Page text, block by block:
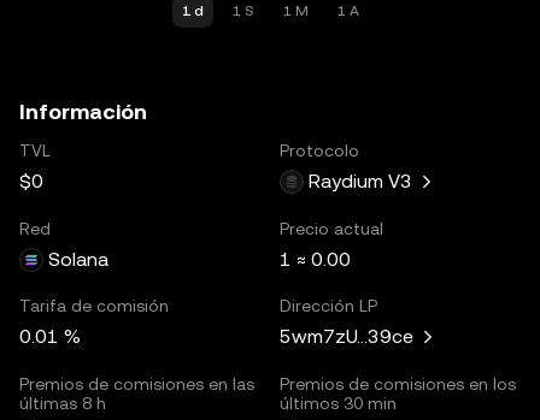
1 d 1 S 1 M 1 A
Información
TVL
$0
Protocolo
Raydium V3
Red
Solana
Precio actual
1 ≈ 0.00
Tarifa de comisión
0.01 %
Dirección LP
5wm7zU...39ce
Premios de comisiones en las
últimas 8 h
Premios de comisiones en los
últimos 30 min